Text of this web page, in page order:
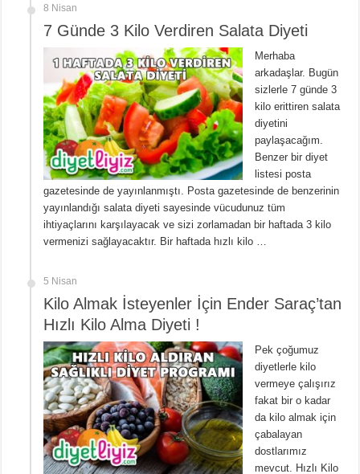
8 Nisan
7 Günde 3 Kilo Verdiren Salata Diyeti
Merhaba
arkadaşlar. Bugün
sizlerle 7 günde 3
kilo erittiren salata
diyetini
paylaşacağım.
Benzer bir diyet
listesi posta
gazetesinde de yayınlanmıştı. Posta gazetesinde de benzerinin
yayınlandığı salata diyeti sayesinde vücudunuz tüm
ihtiyaçlarını karşılayacak ve sizi zorlamadan bir haftada 3 kilo
vermenizi sağlayacaktır. Bir haftada hızlı kilo …
5 Nisan
Kilo Almak İsteyenler İçin Ender Saraç’tan
Hızlı Kilo Alma Diyeti !
Pek çoğumuz
diyetlerle kilo
vermeye çalışırız
fakat bir o kadar
da kilo almak için
çabalayan
dostlarımız
mevcut. Hızlı Kilo